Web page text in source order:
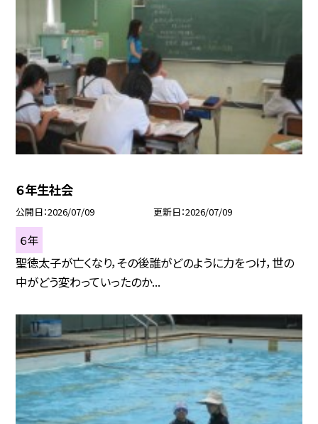
６年生社会
公開日 2026/07/09 更新日 2026/07/09
６年
聖徳太子が亡くなり，その後誰がどのように力をつけ，世の
中がどう変わっていったのか...